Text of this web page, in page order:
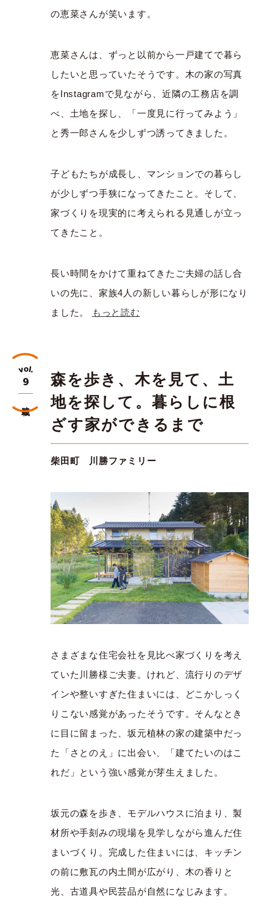
の恵菜さんが笑います。
恵菜さんは、ずっと以前から一戸建てで暮ら
したいと思っていたそうです。木の家の写真
をInstagramで見ながら、近隣の工務店を調
べ、土地を探し、「一度見に行ってみよう」
と秀一郎さんを少しずつ誘ってきました。
子どもたちが成長し、マンションでの暮らし
が少しずつ手狭になってきたこと。そして、
家づくりを現実的に考えられる見通しが立っ
てきたこと。
長い時間をかけて重ねてきたご夫婦の話し合
いの先に、家族4人の新しい暮らしが形になり
ました。
もっと読む
森を歩き、木を見て、土
地を探して。暮らしに根
ざす家ができるまで
柴田町 川勝ファミリー
さまざまな住宅会社を見比べ家づくりを考え
ていた川勝様ご夫妻。けれど、流行りのデザ
インや整いすぎた住まいには、どこかしっく
りこない感覚があったそうです。そんなとき
に目に留まった、坂元植林の家の建築中だっ
た「さとのえ」に出会い、「建てたいのはこ
れだ」という強い感覚が芽生えました。
坂元の森を歩き、モデルハウスに泊まり、製
材所や手刻みの現場を見学しながら進んだ住
まいづくり。完成した住まいには、キッチン
の前に敷瓦の内土間が広がり、木の香りと
光、古道具や民芸品が自然になじみます。
9